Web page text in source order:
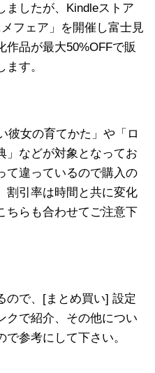
ましたが、Kindleストア
フェア」を開催し富士見
作品が最大50%OFFで販
す。
彼女の育てかた」や「ロ
」などが対象となってお
て違っているので購入の
割引率は時間と共に変化
ちらも合わせてご注意下
ので、[まとめ買い] 設定
クで紹介、その他につい
参考にして下さい。